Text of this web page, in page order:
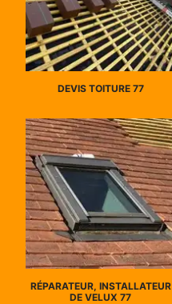
DEVIS TOITURE 77
RÉPARATEUR, INSTALLATEUR
DE VELUX 77